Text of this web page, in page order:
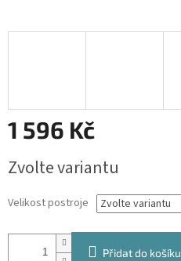
1 596 Kč
cena:
Zvolte variantu
Velikost postroje
Přidat do košíku